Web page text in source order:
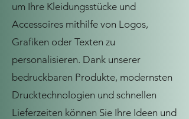
um Ihre Kleidungsstücke und
Accessoires mithilfe von Logos,
Grafiken oder Texten zu
personalisieren. Dank unserer
bedruckbaren Produkte, modernsten
Drucktechnologien und schnellen
Lieferzeiten können Sie Ihre Ideen und